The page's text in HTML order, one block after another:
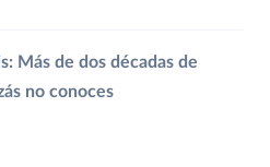
Más de dos décadas de
no conoces